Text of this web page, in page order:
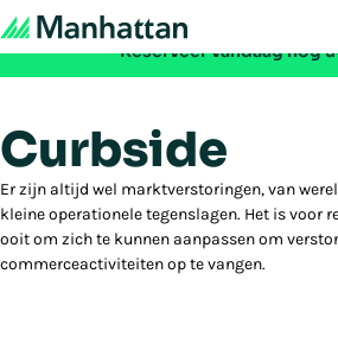
Mis het niet - de registratie voor EMEA
Reserveer vandaag nog
Curbside
Er zijn altijd wel marktverstoringen, van
kleine operationele tegenslagen. Het is voor
ooit om zich te kunnen aanpassen om
commerceactiviteiten op te vangen.